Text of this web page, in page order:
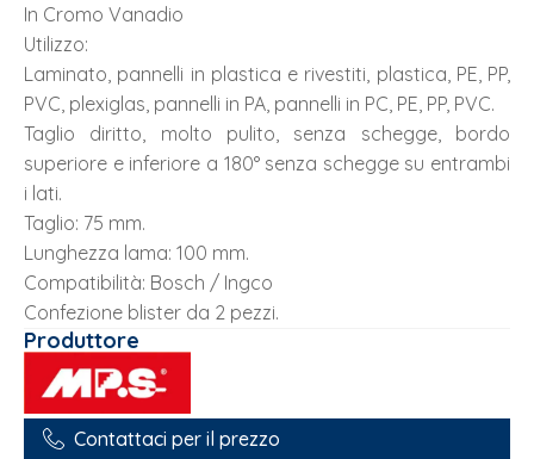
In Cromo Vanadio
Utilizzo:
Laminato, pannelli in plastica e rivestiti, plastica, PE, PP,
PVC, plexiglas, pannelli in PA, pannelli in PC, PE, PP, PVC.
Taglio diritto, molto pulito, senza schegge, bordo
superiore e inferiore a 180° senza schegge su entrambi
i lati.
Taglio: 75 mm.
Lunghezza lama: 100 mm.
Compatibilità: Bosch / Ingco
Confezione blister da 2 pezzi.
Produttore
Contattaci per il prezzo